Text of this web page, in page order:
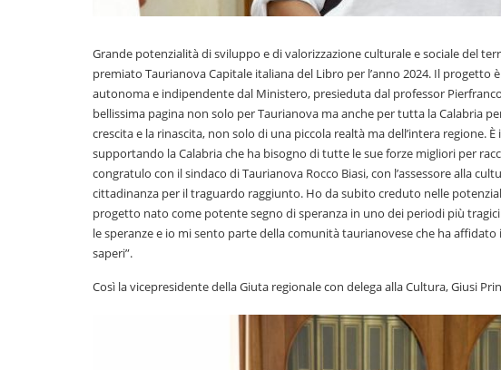
Grande potenzialità di sviluppo e di valorizzazione culturale e sociale del
premiato Taurianova Capitale italiana del Libro per l’anno 2024. Il progetto
autonoma e indipendente dal Ministero, presieduta dal professor
bellissima pagina non solo per Taurianova ma anche per tutta la Calabria
crescita e la rinascita, non solo di una piccola realtà ma dell’intera regione.
supportando la Calabria che ha bisogno di tutte le sue forze migliori per
congratulo con il sindaco di Taurianova Rocco Biasi, con l’assessore alla
cittadinanza per il traguardo raggiunto. Ho da subito creduto nelle
progetto nato come potente segno di speranza in uno dei periodi più
le speranze e io mi sento parte della comunità taurianovese che ha
saperi”.
Così la vicepresidente della Giuta regionale con delega alla Cultura, Giusi